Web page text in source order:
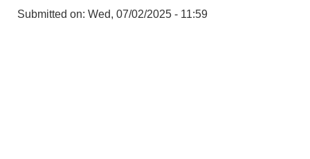
Submitted on: Wed, 07/02/2025 - 11:59